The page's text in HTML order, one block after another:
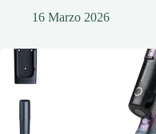
16 Marzo 2026